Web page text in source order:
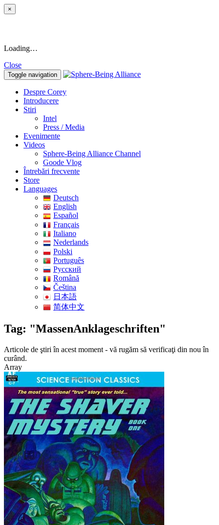
×
Loading…
Close
Toggle navigation
Despre Corey
Introducere
Stiri
Intel
Press / Media
Evenimente
Videos
Sphere-Being Alliance Channel
Goode Vlog
Întrebări frecvente
Store
Languages
Deutsch
English
Español
Français
Italiano
Nederlands
Polski
Português
Pусский
Română
Čeština
日本語
简体中文
Tag: "MassenAnklageschriften"
Articole de ştiri în acest moment - vă rugăm să verificaţi din nou în
curând.
Array